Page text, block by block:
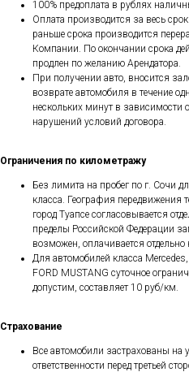
100% предоплата в рублях
Оплата производится за весь
раньше срока производится
Компании. По окончании срока
продлен по желанию Арендатора.
При получении авто, вносится
возврате автомобиля в течение
нескольких минут в зависимости
нарушений условий договора.
Ограничения по километражу
Без лимита на пробег по г. Сочи
класса. География передвижения
город Туапсе согласовывается
пределы Российской Федерации
возможен, оплачивается отдельно
Для автомобилей класса
FORD MUSTANG суточное
допустим, составляет 10 руб/км.
Страхование
Все автомобили застрахованы на
ответственности перед третьей